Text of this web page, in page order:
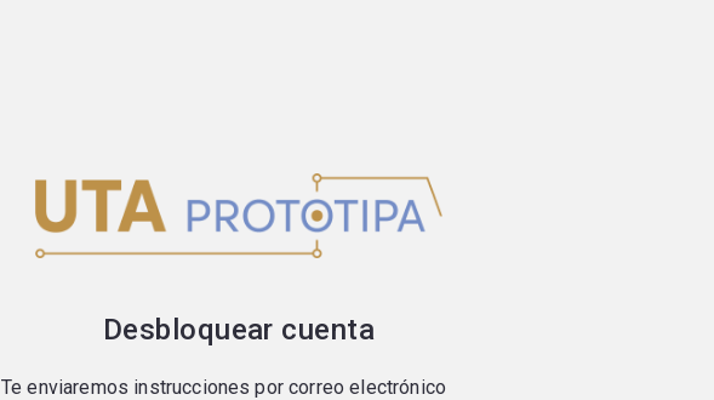
Desbloquear cuenta
Te enviaremos instrucciones por correo electrónico